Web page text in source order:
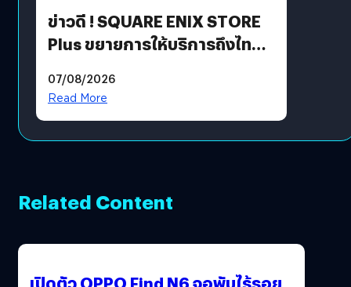
ข่าวดี ! SQUARE ENIX STORE
Plus ขยายการให้บริการถึงไทย
โดยตรง
07/08/2026
Read More
Related Content
เปิดตัว OPPO Find N6 จอพับไร้รอย